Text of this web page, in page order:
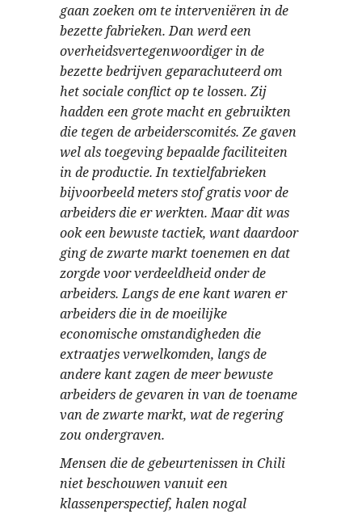
gaan zoeken om te interveniëren in de
bezette fabrieken. Dan werd een
overheidsvertegenwoordiger in de
bezette bedrijven geparachuteerd om
het sociale conflict op te lossen. Zij
hadden een grote macht en gebruikten
die tegen de arbeiderscomités. Ze gaven
wel als toegeving bepaalde faciliteiten
in de productie. In textielfabrieken
bijvoorbeeld meters stof gratis voor de
arbeiders die er werkten. Maar dit was
ook een bewuste tactiek, want daardoor
ging de zwarte markt toenemen en dat
zorgde voor verdeeldheid onder de
arbeiders. Langs de ene kant waren er
arbeiders die in de moeilijke
economische omstandigheden die
extraatjes verwelkomden, langs de
andere kant zagen de meer bewuste
arbeiders de gevaren in van de toename
van de zwarte markt, wat de regering
zou ondergraven.
Mensen die de gebeurtenissen in Chili
niet beschouwen vanuit een
klassenperspectief, halen nogal